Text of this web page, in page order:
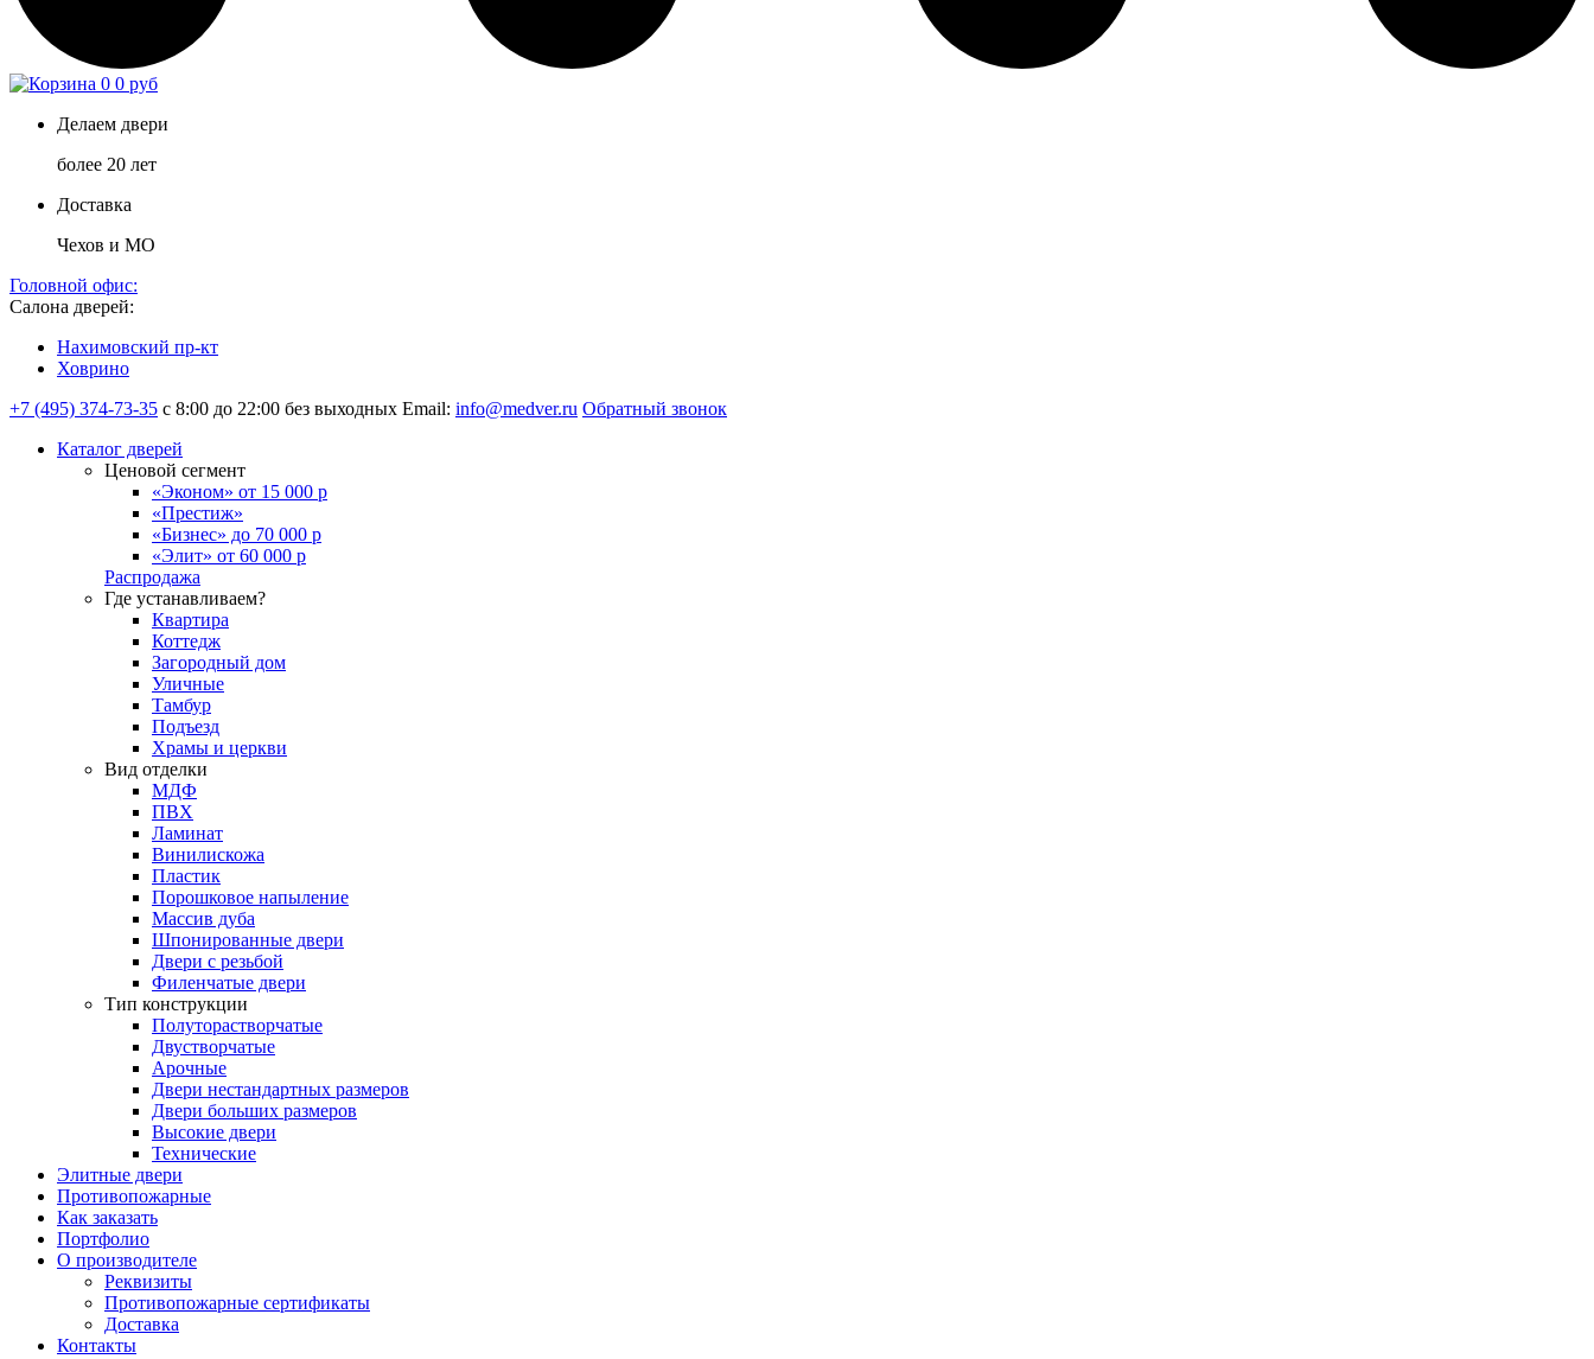
0 0 руб
Делаем двери
более 20 лет
Доставка
Чехов и МО
Головной офис:
Салона дверей:
Нахимовский пр-кт
Ховрино
+7 (495) 374-73-35 с 8:00 до 22:00 без выходных Email: info@medver.ru Обратный звонок
Каталог дверей
Ценовой сегмент
«Эконом» от 15 000 р
«Престиж»
«Бизнес» до 70 000 р
«Элит» от 60 000 р
Распродажа
Где устанавливаем?
Квартира
Коттедж
Загородный дом
Уличные
Тамбур
Подъезд
Храмы и церкви
Вид отделки
МДФ
ПВХ
Ламинат
Винилискожа
Пластик
Порошковое напыление
Массив дуба
Шпонированные двери
Двери с резьбой
Филенчатые двери
Тип конструкции
Полуторастворчатые
Двустворчатые
Арочные
Двери нестандартных размеров
Двери больших размеров
Высокие двери
Технические
Элитные двери
Противопожарные
Как заказать
Портфолио
О производителе
Реквизиты
Противопожарные сертификаты
Доставка
Контакты